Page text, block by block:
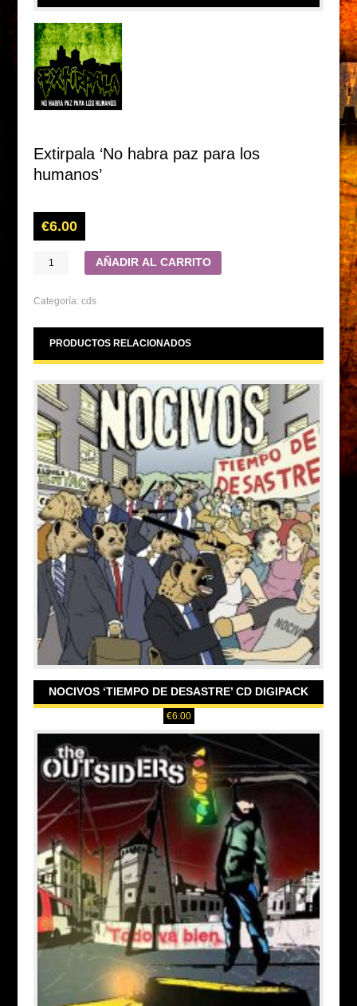
Extirpala ‘No habra paz para los
humanos’
€6.00
AÑADIR AL CARRITO
Categoría:cds
PRODUCTOS RELACIONADOS
NOCIVOS ‘TIEMPO DE DESASTRE’ CD DIGIPACK
€6.00